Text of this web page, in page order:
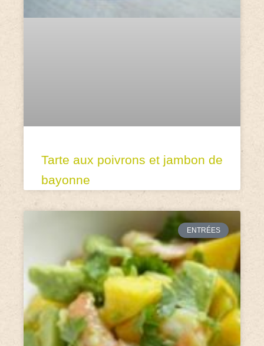
Tarte aux poivrons et jambon de
bayonne
ENTRÉES